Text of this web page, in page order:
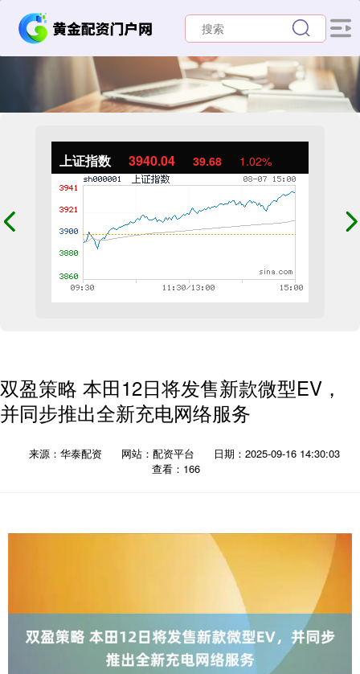
上证指数 3940.04 39.68 1.02%
双盈策略 本田12日将发售新款微型EV，
并同步推出全新充电网络服务
来源：华泰配资 网站：配资平台
日期：2025-09-16 14:30:03
查看：166